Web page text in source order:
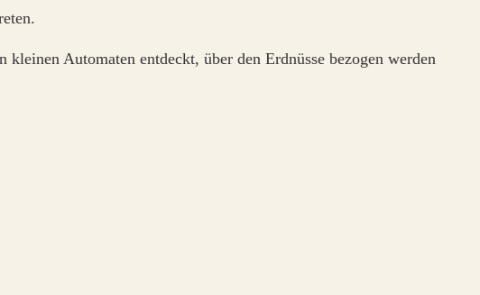
Automaten entdeckt, über den Erdnüsse bezogen werden